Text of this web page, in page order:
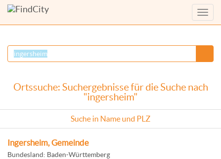
Menü
Ortssuche: Suchergebnisse für die Suche nach
"ingersheim"
Suche in Name und PLZ
Ingersheim, Gemeinde
Bundesland: Baden-Württemberg